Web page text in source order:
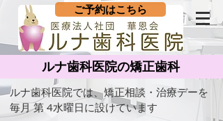
ご予約はこちら
ルナ歯科医院の矯正歯科
ルナ歯科医院では、矯正相談・治療デーを
毎月 第 4水曜日に設けています